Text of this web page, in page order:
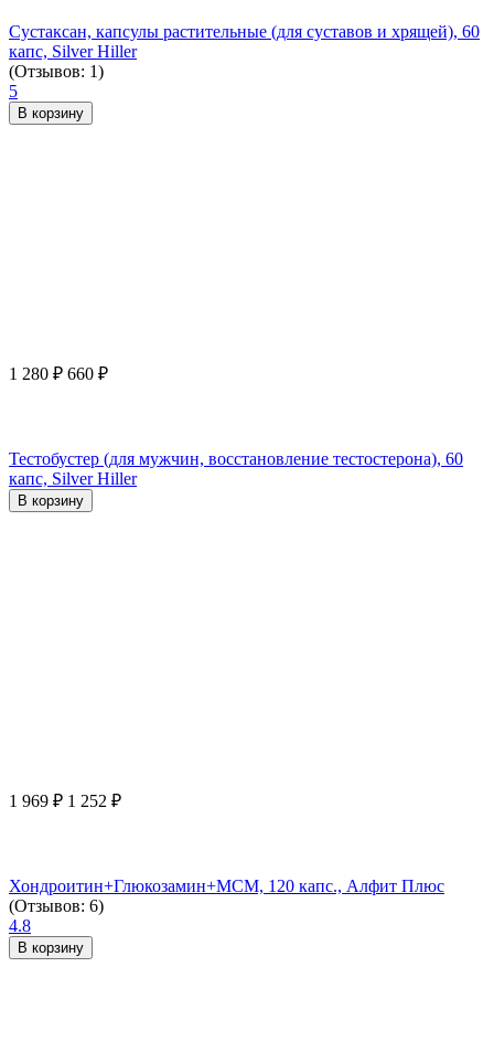
Сустаксан, капсулы растительные (для суставов и хрящей), 60
капс, Silver Hiller
(Отзывов: 1)
5
В корзину
1 280 ₽ 660 ₽
Тестобустер (для мужчин, восстановление тестостерона), 60
капс, Silver Hiller
В корзину
1 969 ₽ 1 252 ₽
Хондроитин+Глюкозамин+МСМ, 120 капс., Алфит Плюс
(Отзывов: 6)
4.8
В корзину